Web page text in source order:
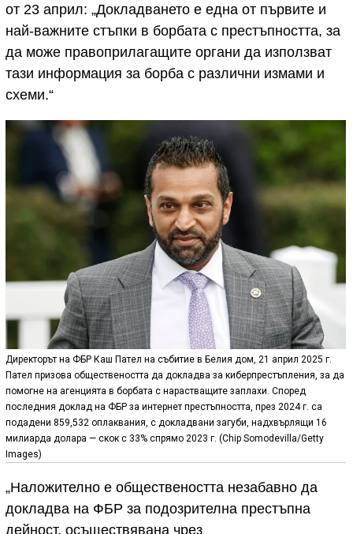
от 23 април: „Докладването е една от първите и
най-важните стъпки в борбата с престъпността, за
да може правоприлагащите органи да използват
тази информация за борба с различни измами и
схеми.“
Директорът на ФБР Каш Пател на събитие в Белия дом, 21 април 2025 г.
Пател призова обществеността да докладва за киберпрестъпления, за да
помогне на агенцията в борбата с нарастващите заплахи. Според
последния доклад на ФБР за интернет престъпността, през 2024 г. са
подадени 859,532 оплаквания, с докладвани загуби, надхвърлящи 16
милиарда долара — скок с 33% спрямо 2023 г. (Chip Somodevilla/Getty
Images)
„Наложително е обществеността незабавно да
докладва на ФБР за подозрителна престъпна
дейност, осъществявана чрез